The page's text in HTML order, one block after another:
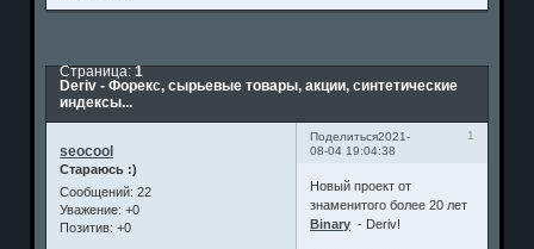
Deriv - Форекс, сырьевые товары, акции, синтетические
индексы...
Страница:1
Поделиться 1
2021-
08-04 19:04:38
seocool
Стараюсь :)
Сообщений: 22
Уважение: +0
Позитив: +0
Новый проект от
знаменитого более 20 лет
Binary - Deriv!